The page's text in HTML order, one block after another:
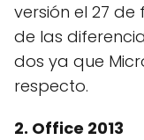
versión el 27 de
de las
dos ya que
respecto.
2. Office 2013